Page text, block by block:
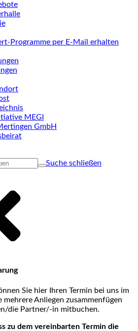
Programme per E-Mail erhalten
MEGI
GmbH
Suche schließen
Sie hier Ihren Termin bei uns im
mehrere Anliegen zusammenfügen
die Partner/-in mitbuchen.
zu dem vereinbarten Termin die